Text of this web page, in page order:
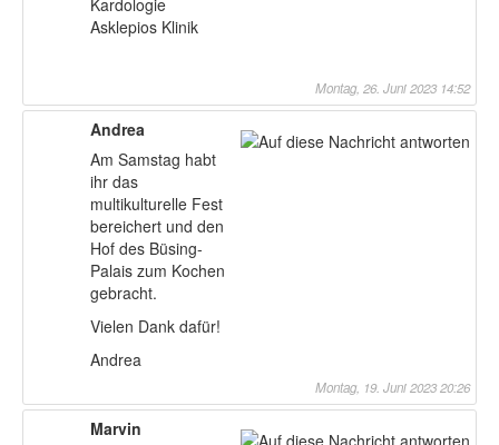
Asklepios Klinik
Montag, 26. Juni 2023 14:52
Andrea
Am Samstag habt
ihr das
multikulturelle Fest
bereichert und den
Hof des Büsing-
Palais zum Kochen
gebracht.
Vielen Dank dafür!
Andrea
Montag, 19. Juni 2023 20:26
Marvin